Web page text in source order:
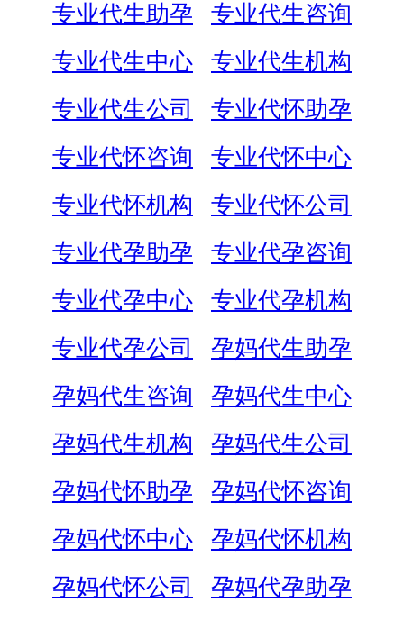
专业代生助孕
专业代生咨询
专业代生中心
专业代生机构
专业代生公司
专业代怀助孕
专业代怀咨询
专业代怀中心
专业代怀机构
专业代怀公司
专业代孕助孕
专业代孕咨询
专业代孕中心
专业代孕机构
专业代孕公司
孕妈代生助孕
孕妈代生咨询
孕妈代生中心
孕妈代生机构
孕妈代生公司
孕妈代怀助孕
孕妈代怀咨询
孕妈代怀中心
孕妈代怀机构
孕妈代怀公司
孕妈代孕助孕